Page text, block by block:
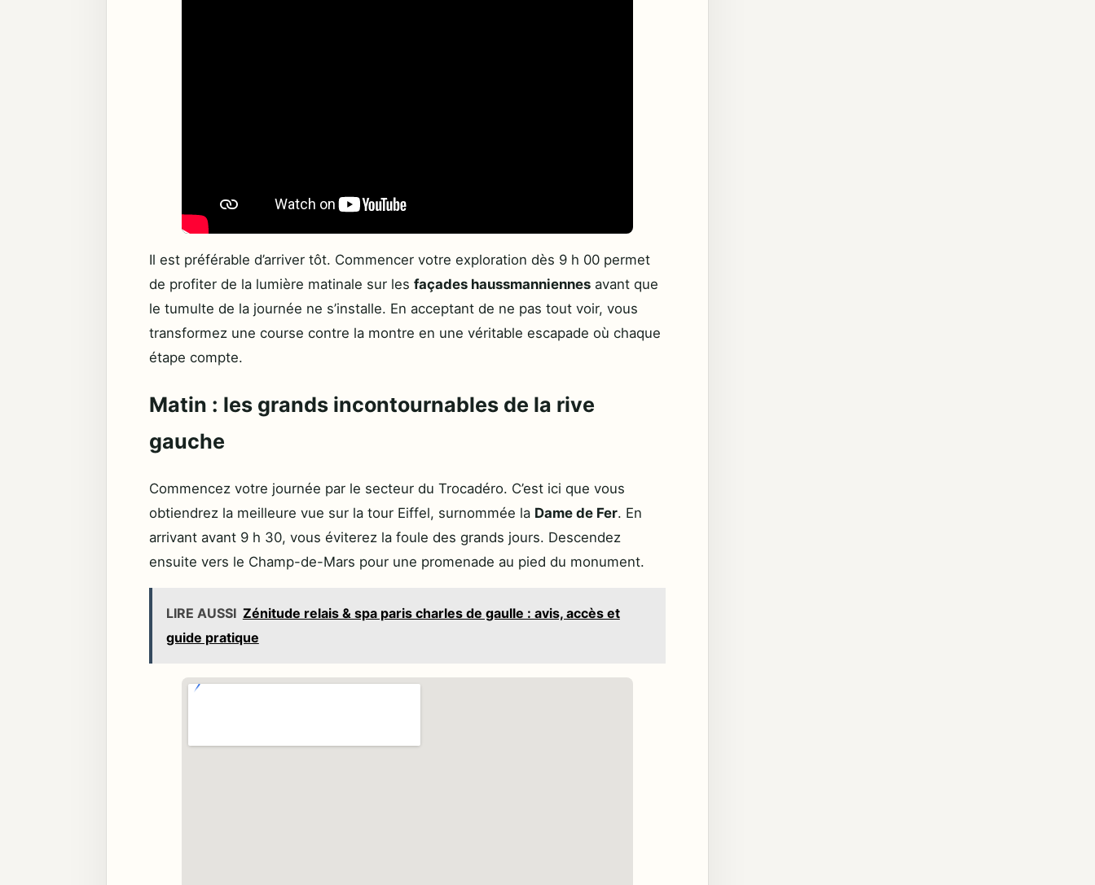
Il est préférable d’arriver tôt. Commencer votre exploration dès 9 h 00 permet
de profiter de la lumière matinale sur les façades haussmanniennes avant que
le tumulte de la journée ne s’installe. En acceptant de ne pas tout voir, vous
transformez une course contre la montre en une véritable escapade où chaque
étape compte.
Matin : les grands incontournables de la rive
gauche
Commencez votre journée par le secteur du Trocadéro. C’est ici que vous
obtiendrez la meilleure vue sur la tour Eiffel, surnommée la Dame de Fer. En
arrivant avant 9 h 30, vous éviterez la foule des grands jours. Descendez
ensuite vers le Champ-de-Mars pour une promenade au pied du monument.
LIRE AUSSI Zénitude relais & spa paris charles de gaulle : avis, accès et
guide pratique